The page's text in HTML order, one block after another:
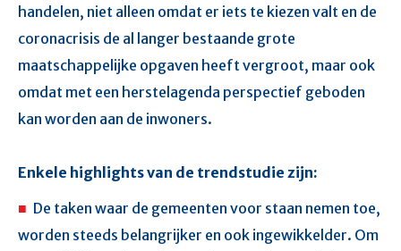
handelen, niet alleen omdat er iets te kiezen valt en de
coronacrisis de al langer bestaande grote
maatschappelijke opgaven heeft vergroot, maar ook
omdat met een herstelagenda perspectief geboden
kan worden aan de inwoners.
Enkele highlights van de trendstudie zijn:
De taken waar de gemeenten voor staan nemen toe,
worden steeds belangrijker en ook ingewikkelder. Om